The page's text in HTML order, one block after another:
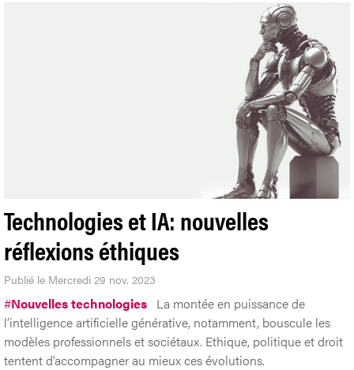
Technologies et IA: nouvelles
réflexions éthiques
Publié le Mercredi 29 nov. 2023
#Nouvelles technologies La montée en puissance de
l’intelligence artificielle générative, notamment, bouscule les
modèles professionnels et sociétaux. Ethique, politique et droit
tentent d’accompagner au mieux ces évolutions.